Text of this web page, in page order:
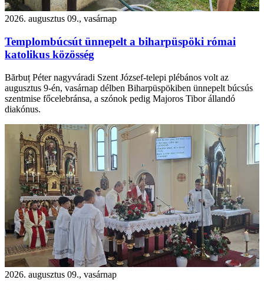
2026. augusztus 09., vasárnap
Templombúcsút ünnepelt a biharpüspöki római
katolikus közösség
Bărbuț Péter nagyváradi Szent József-telepi plébános volt az
augusztus 9-én, vasárnap délben Biharpüspökiben ünnepelt búcsús
szentmise főcelebránsa, a szónok pedig Majoros Tibor állandó
diakónus.
2026. augusztus 09., vasárnap